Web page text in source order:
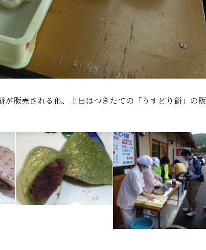
販売される他、土日はつきたての「うすどり餅」の販